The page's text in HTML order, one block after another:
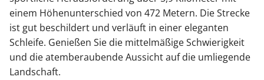
einem Höhenunterschied von 472 Metern. Die Strecke
ist gut beschildert und verläuft in einer eleganten
Schleife. Genießen Sie die mittelmäßige Schwierigkeit
und die atemberaubende Aussicht auf die umliegende
Landschaft.